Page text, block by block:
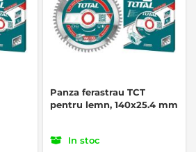
Panza ferastrau TCT
pentru lemn, 140x25.4 mm
In stoc